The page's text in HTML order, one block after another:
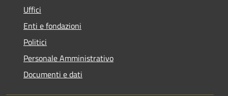
Uffici
Enti e fondazioni
Politici
Personale Amministrativo
Documenti e dati